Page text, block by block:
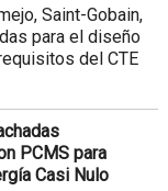
Saint-Gobain,
para el diseño
del CTE
PCMS para
Casi Nulo